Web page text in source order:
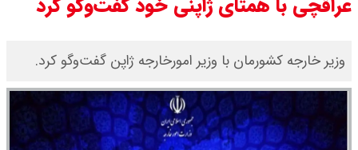
عراقچی با همتای ژاپنی خود گفت‌وگو کرد
وزیر خارجه کشورمان با وزیر امورخارجه ژاپن گفت‌وگو کرد.